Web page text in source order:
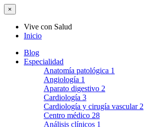
×
Vive con Salud
Inicio
Blog
Especialidad
Anatomía patológica 1
Angiología 1
Aparato digestivo 2
Cardiología 3
Cardiología y cirugía vascular 2
Centro médico 28
Análisis clínicos 1